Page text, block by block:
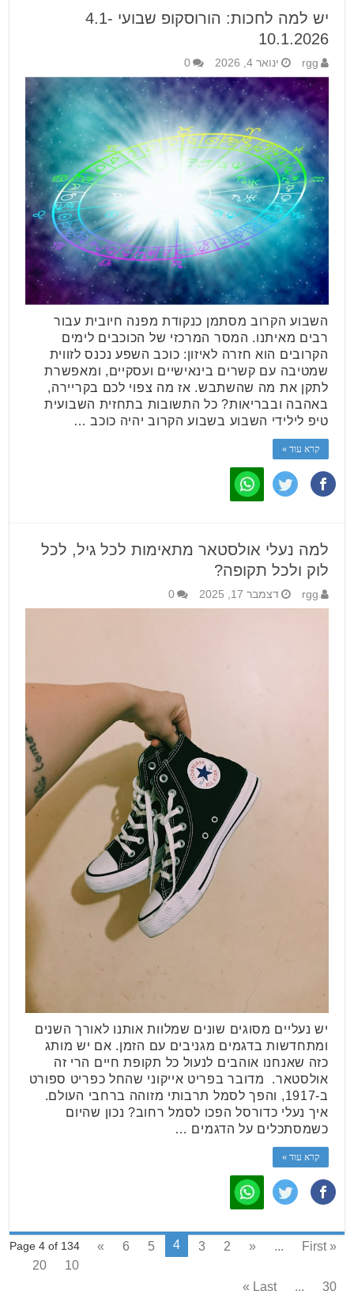
יש למה לחכות: הורוסקופ שבועי 4.1-
10.1.2026
rgg ינואר 4, 2026 0
השבוע הקרוב מסתמן כנקודת מפנה חיובית עבור
רבים מאיתנו. המסר המרכזי של הכוכבים לימים
הקרובים הוא חזרה לאיזון: כוכב השפע נכנס לזווית
שמטיבה עם קשרים בינאישיים ועסקיים, ומאפשרת
לתקן את מה שהשתבש. אז מה צפוי לכם בקריירה,
באהבה ובבריאות? כל התשובות בתחזית השבועית
טיפ לילידי השבוע בשבוע הקרוב יהיה כוכב …
קרא עוד »
למה נעלי אולסטאר מתאימות לכל גיל, לכל
לוק ולכל תקופה?
rgg דצמבר 17, 2025 0
יש נעליים מסוגים שונים שמלוות אותנו לאורך השנים
ומתחדשות בדגמים מגניבים עם הזמן. אם יש מותג
כזה שאנחנו אוהבים לנעול כל תקופת חיים הרי זה
אולסטאר. מדובר בפריט אייקוני שהחל כפריט ספורט
ב-1917, והפך לסמל תרבותי מזוהה ברחבי העולם.
איך נעלי כדורסל הפכו לסמל רחוב? נכון שהיום
כשמסתכלים על הדגמים …
קרא עוד »
Page 4 of 134 « First
...
«
2
3
4
5
6
»
10
20
30
...
Last »